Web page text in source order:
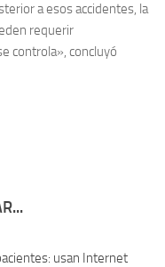
a esos accidentes, la
requerir
controla», concluyó
usan Internet